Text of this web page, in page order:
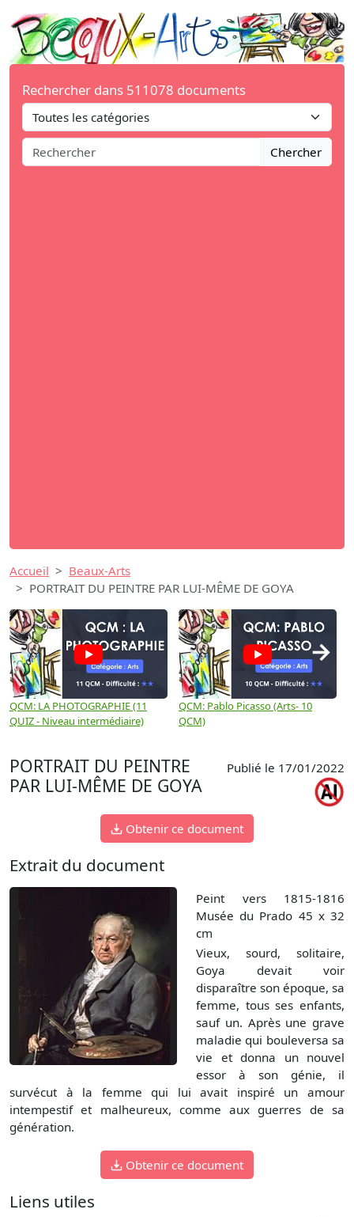
Rechercher dans 511078 documents
Chercher
Accueil
Beaux-Arts
PORTRAIT DU PEINTRE PAR LUI-MÊME DE GOYA
QCM: LA PHOTOGRAPHIE (11
QUIZ - Niveau intermédiaire)
QCM: Pablo Picasso (Arts- 10
QCM)
→
PORTRAIT DU PEINTRE
PAR LUI-MÊME DE GOYA
Publié le 17/01/2022
Obtenir ce document
Extrait du document
Peint vers 1815-1816
Musée du Prado 45 x 32
cm
Vieux, sourd, solitaire,
Goya devait voir
disparaître son époque, sa
femme, tous ses enfants,
sauf un. Après une grave
maladie qui bouleversa sa
vie et donna un nouvel
essor à son génie, il
survécut à la femme qui lui avait inspiré un amour
intempestif et malheureux, comme aux guerres de sa
génération.
Obtenir ce document
Liens utiles